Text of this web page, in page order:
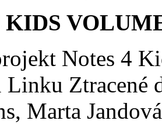
KIDS
Notes 4
Linku Ztracené
Marta